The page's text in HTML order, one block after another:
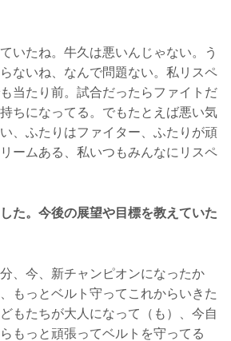
たね。牛久は悪いんじゃない。う
ないね、なんで問題ない。私リスペ
当たり前。試合だったらファイトだ
ちになってる。でもたとえば悪い気
、ふたりはファイター、ふたりが頑
ームある、私いつもみんなにリスペ
た。今後の展望や目標を教えていた
今、新チャンピオンになったか
もっとベルト守ってこれからいきた
もたちが大人になって（も）、今自
もっと頑張ってベルトを守ってる